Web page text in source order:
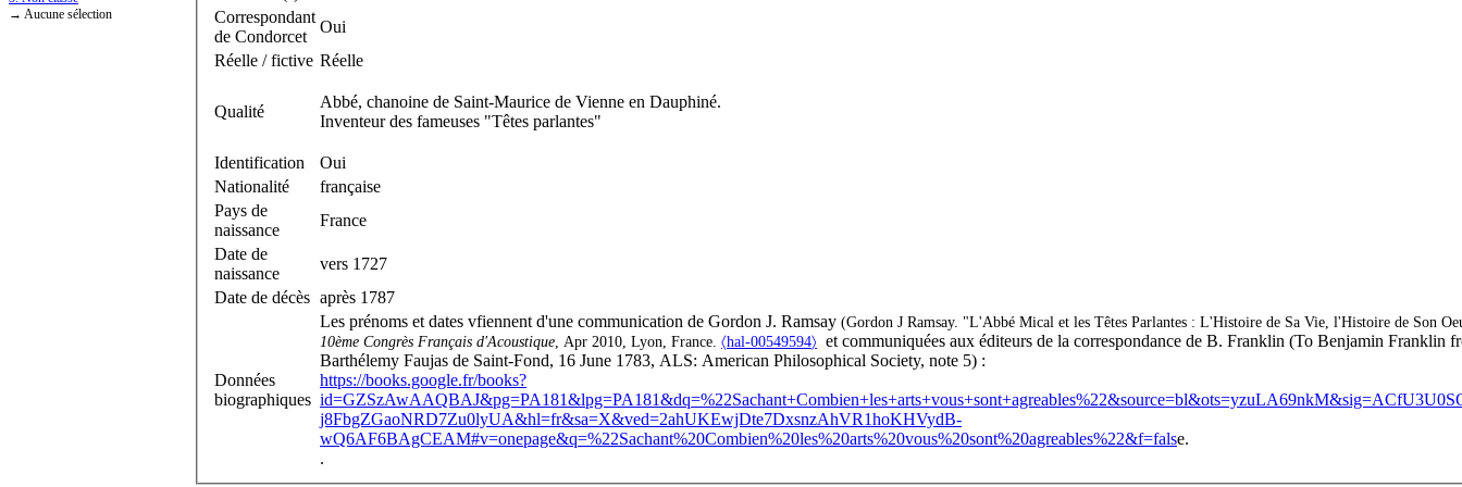
→ Aucune sélection
Correspondant
de Condorcet
Oui
Réelle / fictive Réelle
Qualité
Abbé, chanoine de Saint-Maurice de Vienne en Dauphiné.
Inventeur des fameuses "Têtes parlantes"
Identification
Oui
Nationalité
française
Pays de
naissance
France
Date de
naissance
vers 1727
Date de décès après 1787
Données
biographiques
Les prénoms et dates vfiennent d'une communication de Gordon J. Ramsay (Gordon J Ramsay. "L'Abbé Mical et les Têtes Parlantes : L'Histoire de Sa Vie, l'Histoire de Son
10ème Congrès Français d'Acoustique, Apr 2010, Lyon, France. 〈hal-00549594〉 et communiquées aux éditeurs de la correspondance de B. Franklin (To Benjamin Franklin
Barthélemy Faujas de Saint-Fond, 16 June 1783, ALS: American Philosophical Society, note 5) :
https://books.google.fr/books?
j8FbgZGaoNRD7Zu0lyUA&hl=fr&sa=X&ved=2ahUKEwjDte7DxsnzAhVR1hoKHVydB-
wQ6AF6BAgCEAM#v=onepage&q=%22Sachant%20Combien%20les%20arts%20vous%20sont%20agreables%22&f=false.
.